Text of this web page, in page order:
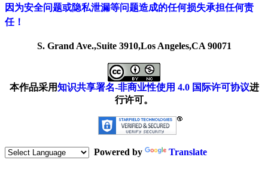
因为安全问题或隐私泄漏等问题造成的任何损失承担任何责
任！
S. Grand Ave.,Suite 3910,Los Angeles,CA 90071
本作品采用知识共享署名-非商业性使用 4.0 国际许可协议进
行许可。
Powered by Translate